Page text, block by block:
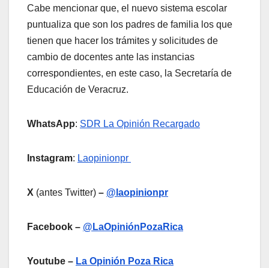
Cabe mencionar que, el nuevo sistema escolar
puntualiza que son los padres de familia los que
tienen que hacer los trámites y solicitudes de
cambio de docentes ante las instancias
correspondientes, en este caso, la Secretaría de
Educación de Veracruz.
WhatsApp: SDR La Opinión Recargado
Instagram: Laopinionpr
X (antes Twitter) – @laopinionpr
Facebook – @LaOpiniónPozaRica
Youtube – La Opinión Poza Rica